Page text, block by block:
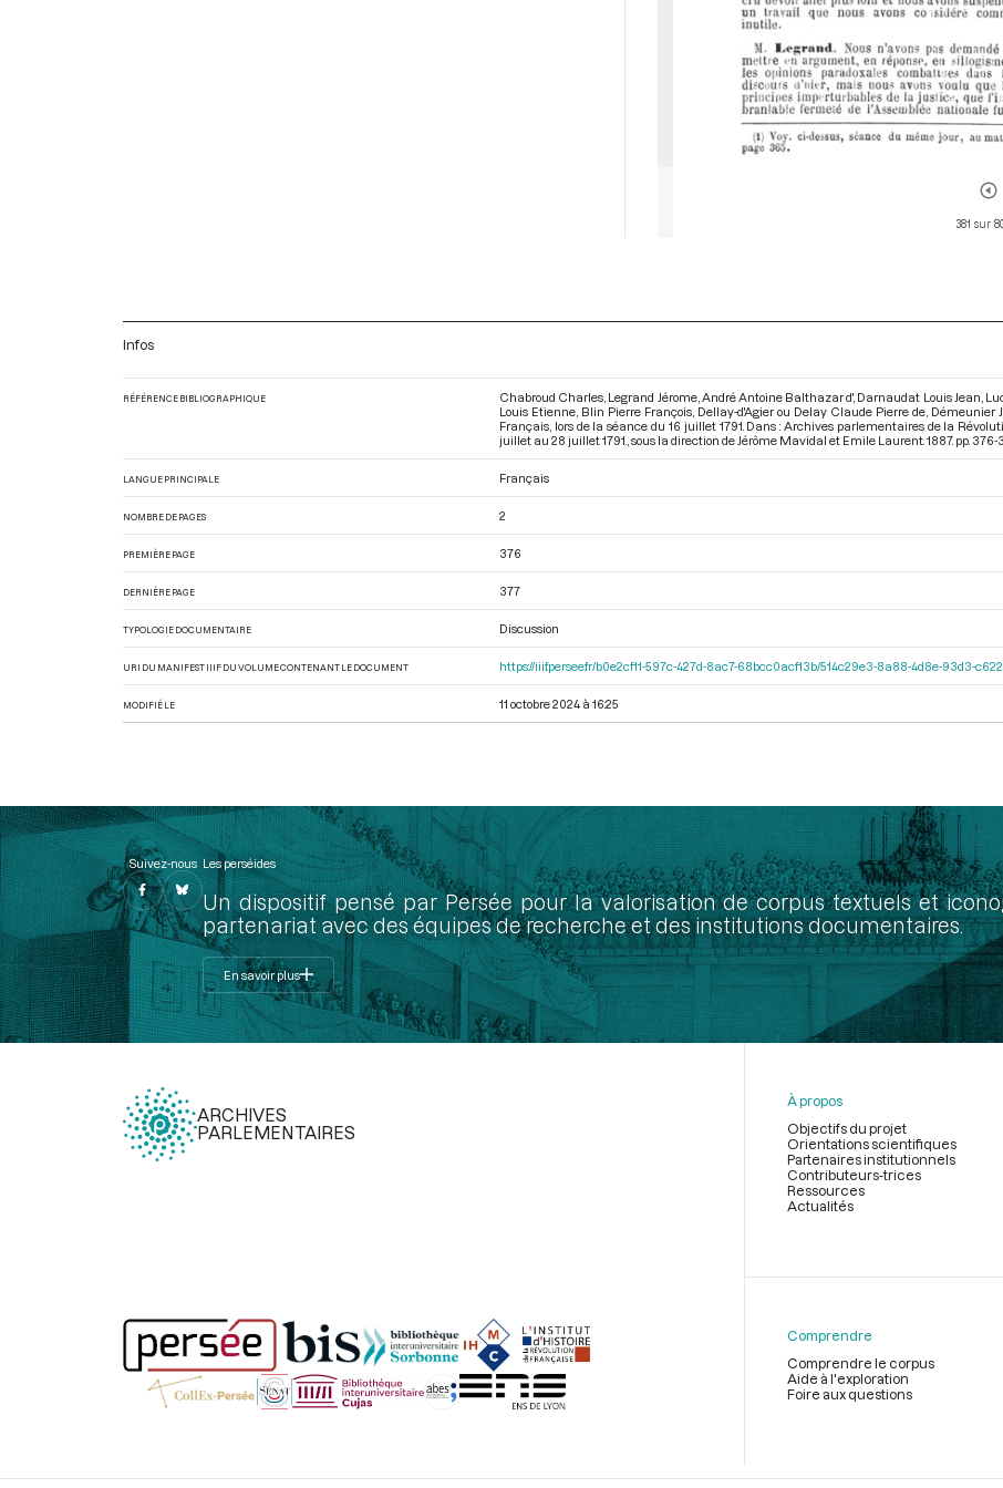
381 sur
Infos
RÉFÉRENCE BIBLIOGRAPHIQUE
Chabroud Charles, Legrand Jérome, André Antoine Balthazar d', Darnaudat Louis Jean,
Louis Etienne, Blin Pierre François, Dellay-d'Agier ou Delay Claude Pierre de,
Français, lors de la séance du 16 juillet 1791. Dans : Archives parlementaires de la
juillet au 28 juillet 1791. , sous la direction de Jérôme Mavidal et Emile Laurent. 1887. pp. 376-
LANGUE PRINCIPALE Français
NOMBRE DE PAGES 2
PREMIÈRE PAGE 376
DERNIÈRE PAGE 377
TYPOLOGIE DOCUMENTAIRE Discussion
URI DU MANIFEST IIIF DU VOLUME CONTENANT LE DOCUMENT https://iiif.persee.fr/b0e2cf11-597c-427d-8ac7-68bcc0acf13b/514c29e3-8a88-4d8e-93d3-
MODIFIÉ LE 11 octobre 2024 à 16:25
Suivez-nous Les perséides
Un dispositif pensé par Persée pour la valorisation de corpus textuels et
partenariat avec des équipes de recherche et des institutions documentaires.
En savoir plus
ARCHIVES
PARLEMENTAIRES
page
À propos
Objectifs du projet
Orientations scientifiques
Partenaires institutionnels
Contributeurs-trices
Ressources
Actualités
Comprendre
Comprendre le corpus
Aide à l'exploration
Foire aux questions
Légal